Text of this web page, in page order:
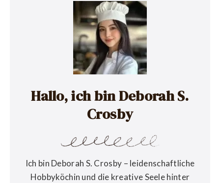
Hallo, ich bin Deborah S.
Crosby
Ich bin Deborah S. Crosby – leidenschaftliche
Hobbyköchin und die kreative Seele hinter